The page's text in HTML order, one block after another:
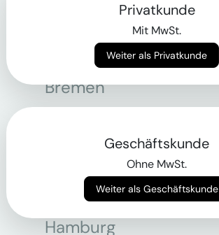
Bregenz
Bremen
Frankfurt am Main
Hamburg
Privatkunde
Mit MwSt.
Weiter als Privatkunde
Geschäftskunde
Ohne MwSt.
Weiter als Geschäftskunde